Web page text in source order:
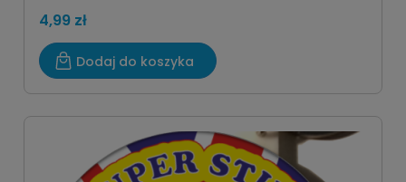
4,99 zł
Dodaj do koszyka